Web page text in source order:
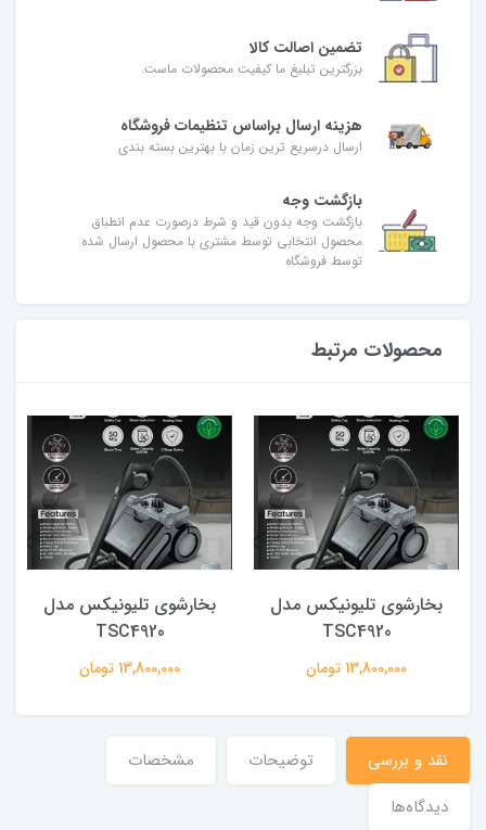
تضمین اصالت کالا
بزرگترین تبلیغ ما کیفیت محصولات ماست.
هزینه ارسال براساس تنظیمات فروشگاه
ارسال درسریع ترین زمان با بهترین بسته بندی
بازگشت وجه
بازگشت وجه بدون قید و شرط درصورت عدم انطباق
محصول انتخابی توسط مشتری با محصول ارسال شده
توسط فروشگاه
محصولات مرتبط
بخارشوی تلیونیکس مدل
TSC4920
13,800,000 تومان
بخارشوی تلیونیکس مدل
TSC4920
13,800,000 تومان
نقد و بررسی توضیحات
مشخصات
دیدگاه‌ها